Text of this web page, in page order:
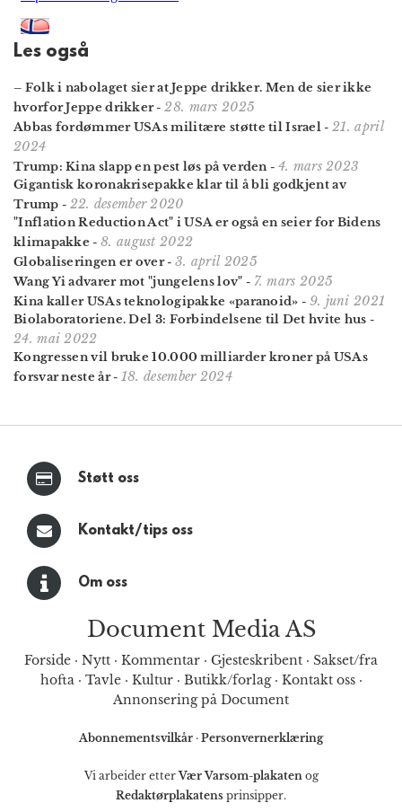
Les også
– Folk i nabolaget sier at Jeppe drikker. Men de sier ikke
hvorfor Jeppe drikker-28. mars 2025
Abbas fordømmer USAs militære støtte til Israel -21. april
2024
Trump: Kina slapp en pest løs på verden- 4. mars 2023
Gigantisk koronakrisepakke klar til å bli godkjent av
Trump - 22. desember 2020
"Inflation Reduction Act" i USA er også en seier for Bidens
klimapakke -8. august 2022
Globaliseringen er over- 3. april 2025
Wang Yi advarer mot "jungelens lov" - 7. mars 2025
Kina kaller USAs teknologipakke «paranoid» - 9. juni 2021
Biolaboratoriene. Del 3: Forbindelsene til Det hvite hus -
24. mai 2022
Kongressen vil bruke 10.000 milliarder kroner på USAs
forsvar neste år- 18. desember 2024
Støtt oss
Kontakt/tips oss
Om oss
Document Media AS
Forside · Nytt · Kommentar · Gjesteskribent · Sakset/fra
hofta · Tavle· Kultur· Butikk/forlag· Kontakt oss·
Annonsering på Document
Abonnementsvilkår · Personvernerklæring
Vi arbeider etterVær Varsom-plakaten og
Redaktørplakatens prinsipper.